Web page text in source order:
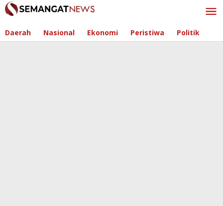
Skip
to
Daerah Nasional Ekonomi Peristiwa Politik